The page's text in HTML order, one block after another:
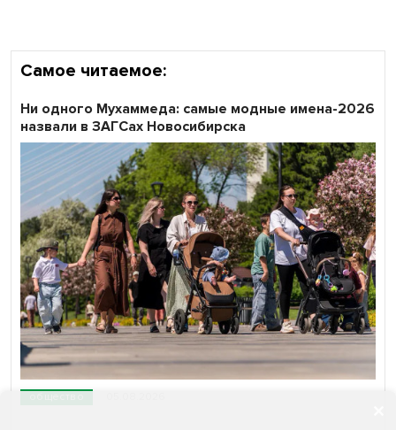
Самое читаемое:
Ни одного Мухаммеда: самые модные имена-2026
назвали в ЗАГСах Новосибирска